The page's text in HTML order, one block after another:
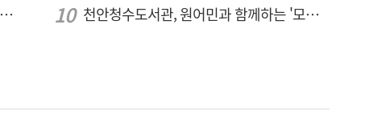
꿈의 무용단 천안, 전국 예술단과 '우리들의 하모니' 선보여
천안청수도서관, 원어민과 함께하는 '모든 영어 모든 독서' 운영